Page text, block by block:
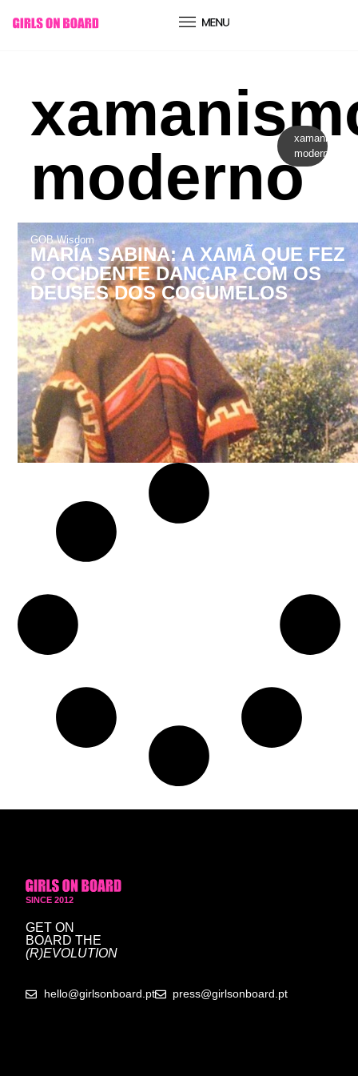
conteúdo
moderno
xamanismo
moderno
GOB Wisdom
MARÍA SABINA: A XAMÃ QUE FEZ
O OCIDENTE DANÇAR COM OS
DEUSES DOS COGUMELOS
SINCE 2012
GET ON
BOARD THE
(R)EVOLUTION
hello@girlsonboard.pt press@girlsonboard.pt